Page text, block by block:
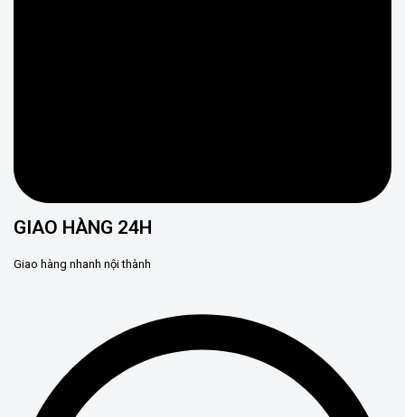
GIAO HÀNG 24H
Giao hàng nhanh nội thành